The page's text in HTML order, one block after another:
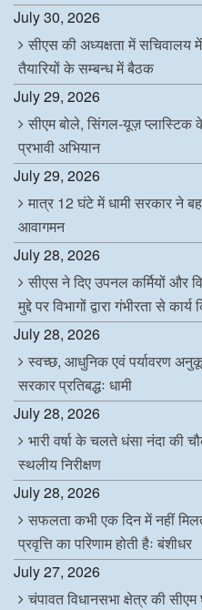
July 30, 2026
सीएस की अध्यक्षता में सचिवालय
तैयारियों के सम्बन्ध में बैठक
July 29, 2026
सीएम बोले, सिंगल-यूज़ प्लास्टिक के
प्रभावी अभियान
July 29, 2026
मात्र 12 घंटे में धामी सरकार ने
आवागमन
July 28, 2026
सीएस ने दिए उपनल कर्मियों और
मुद्दे पर विभागों द्वारा गंभीरता से
July 28, 2026
स्वच्छ, आधुनिक एवं पर्यावरण
सरकार प्रतिबद्धः धामी
July 28, 2026
भारी वर्षा के चलते धंसा नंदा की
स्थलीय निरीक्षण
July 28, 2026
सफलता कभी एक दिन में नहीं
प्रवृत्ति का परिणाम होती हैः बंशीधर
July 27, 2026
चंपावत विधानसभा क्षेत्र की